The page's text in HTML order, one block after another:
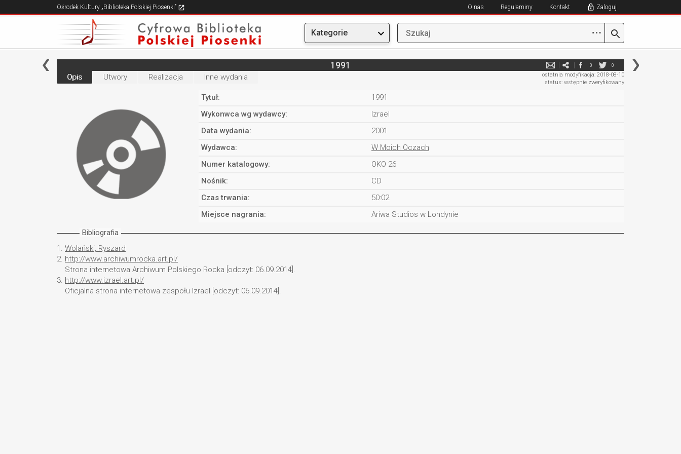
Ośrodek Kultury „Biblioteka Polskiej Piosenki” O nas Regulaminy Kontakt Zaloguj
Kategorie ⋯
1991 0 0
ostatnia modyfikacja: 2018-08-10
status: wstępnie zweryfikowany
Opis Utwory Realizacja Inne wydania
Tytuł:
1991
Wykonwca wg wydawcy:
Izrael
Data wydania:
2001
Wydawca:
W Moich Oczach
Numer katalogowy:
OKO 26
Nośnik:
CD
Czas trwania:
50:02
Miejsce nagrania:
Ariwa Studios w Londynie
Bibliografia
1. Wolański, Ryszard
2. http://www.archiwumrocka.art.pl/
Strona internetowa Archiwum Polskiego Rocka [odczyt: 06.09.2014].
3. http://www.izrael.art.pl/
Oficjalna strona internetowa zespołu Izrael [odczyt: 06.09.2014].